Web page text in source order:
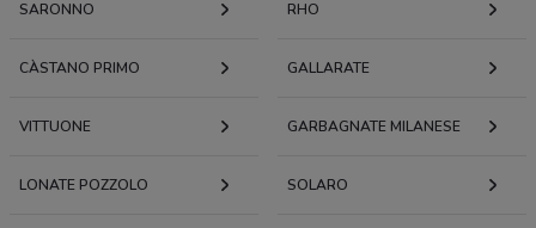
SARONNO RHO
CÀSTANO PRIMO GALLARATE
VITTUONE GARBAGNATE MILANESE
LONATE POZZOLO SOLARO